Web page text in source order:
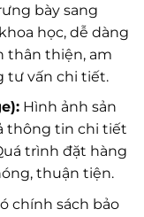
bày sang
học, dễ dàng
thân thiện, am
tư vấn chi tiết.
Hình ảnh sản
thông tin chi tiết
trình đặt hàng
thuận tiện.
chính sách bảo